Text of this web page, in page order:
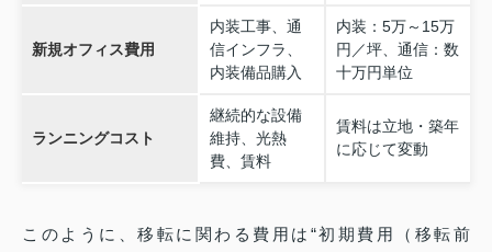
新規オフィス費用
内装工事、通
信インフラ、
内装備品購入
内装：5万～15万
円／坪、通信：数
十万円単位
ランニングコスト
継続的な設備
維持、光熱
費、賃料
賃料は立地・築年
に応じて変動
このように、移転に関わる費用は“初期費用（移転前